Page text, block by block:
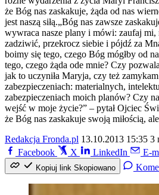
że Bóg nas zaskakuje, żąda od nas
jest naszą siłą.„Bóg nas zawsze
wywraca nasze plany i mówi: zaufaj mi,
zadziwić, przekrocz siebie i pójdź za
boimy się tego, czego Bóg mógłby od
tego, czego żąda ode mnie? Czy
jak to uczyniła Maryja, czy też
zabezpieczeniach: materialnych,
zabezpieczeniach moich planów? Czy
wejść w moje życie?” – pytał Ojciec
że Bóg nas zaskakuje swoją miłością,
Redakcja Fronda.pl 13.10.2013 15:35 3
Facebook
X LinkedIn E-
Kopiuj link Skopiowano